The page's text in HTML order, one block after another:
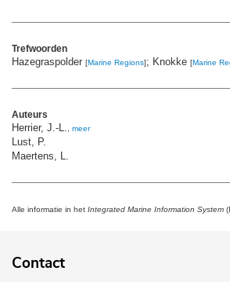
Trefwoorden
Hazegraspolder [Marine Regions]; Knokke [Marine
Auteurs
Herrier, J.-L. meer
Lust, P.
Maertens, L.
Alle informatie in het Integrated Marine Information System
Contact